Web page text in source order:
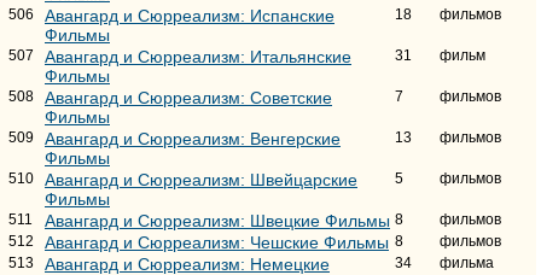
506
Авангард и Сюрреализм: Испанские
Фильмы
18 фильмов
507
Авангард и Сюрреализм: Итальянские
Фильмы
31 фильм
508
Авангард и Сюрреализм: Советские
Фильмы
7 фильмов
509
Авангард и Сюрреализм: Венгерские
Фильмы
13 фильмов
510
Авангард и Сюрреализм: Швейцарские
Фильмы
5 фильмов
511 Авангард и Сюрреализм: Швецкие Фильмы 8
фильмов
512
Авангард и Сюрреализм: Чешские Фильмы 8
фильмов
513
Авангард и Сюрреализм: Немецкие
34 фильма